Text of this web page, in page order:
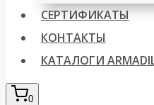
СЕРТИФИКАТЫ
КОНТАКТЫ
КАТАЛОГИ
0